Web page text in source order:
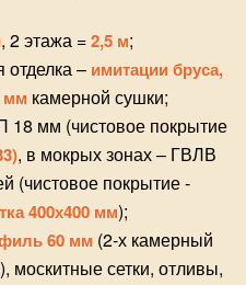
, 2 этажа =2,5 м;
– имитации бруса,
мм камерной сушки;
мм (чистовое покрытие
, в мокрых зонах – ГВЛВ
(чистовое покрытие -
400х400 мм);
60 мм (2-х камерный
москитные сетки, отливы,